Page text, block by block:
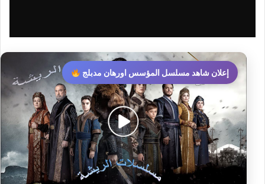
إعلان شاهد مسلسل المؤسس اورهان مدبلج